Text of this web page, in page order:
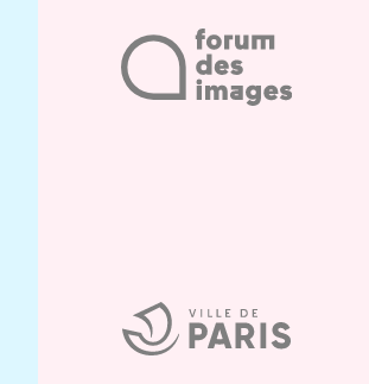
Ville
de
Paris